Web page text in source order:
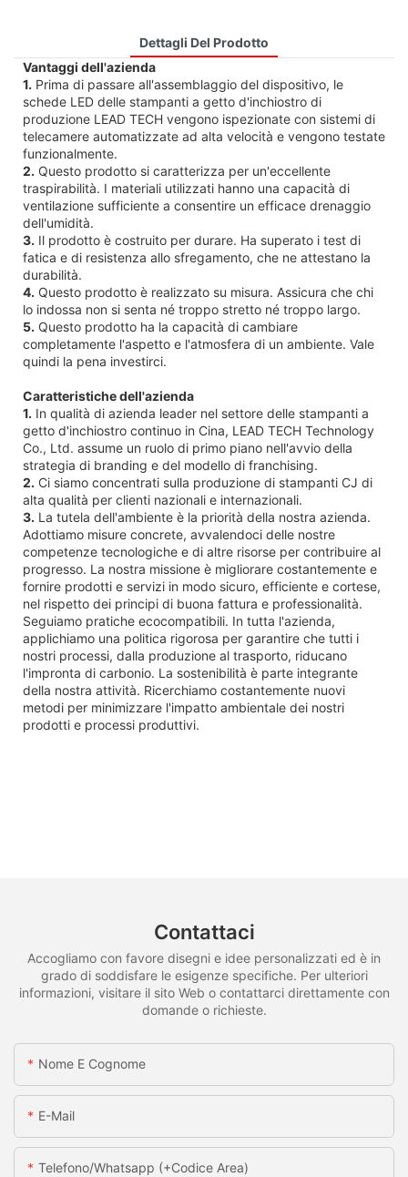
Dettagli Del Prodotto
Vantaggi dell'azienda
1. Prima di passare all'assemblaggio del dispositivo, le
schede LED delle stampanti a getto d'inchiostro di
produzione LEAD TECH vengono ispezionate con sistemi di
telecamere automatizzate ad alta velocità e vengono testate
funzionalmente.
2. Questo prodotto si caratterizza per un'eccellente
traspirabilità. I ​​materiali utilizzati hanno una capacità di
ventilazione sufficiente a consentire un efficace drenaggio
dell'umidità.
3. Il prodotto è costruito per durare. Ha superato i test di
fatica e di resistenza allo sfregamento, che ne attestano la
durabilità.
4. Questo prodotto è realizzato su misura. Assicura che chi
lo indossa non si senta né troppo stretto né troppo largo.
5. Questo prodotto ha la capacità di cambiare
completamente l'aspetto e l'atmosfera di un ambiente. Vale
quindi la pena investirci.
Caratteristiche dell'azienda
1. In qualità di azienda leader nel settore delle stampanti a
getto d'inchiostro continuo in Cina, LEAD TECH Technology
Co., Ltd. assume un ruolo di primo piano nell'avvio della
strategia di branding e del modello di franchising.
2. Ci siamo concentrati sulla produzione di stampanti CJ di
alta qualità per clienti nazionali e internazionali.
3. La tutela dell'ambiente è la priorità della nostra azienda.
Adottiamo misure concrete, avvalendoci delle nostre
competenze tecnologiche e di altre risorse per contribuire al
progresso. La nostra missione è migliorare costantemente e
fornire prodotti e servizi in modo sicuro, efficiente e cortese,
nel rispetto dei principi di buona fattura e professionalità.
Seguiamo pratiche ecocompatibili. In tutta l'azienda,
applichiamo una politica rigorosa per garantire che tutti i
nostri processi, dalla produzione al trasporto, riducano
l'impronta di carbonio. La sostenibilità è parte integrante
della nostra attività. Ricerchiamo costantemente nuovi
metodi per minimizzare l'impatto ambientale dei nostri
prodotti e processi produttivi.
Contattaci
Accogliamo con favore disegni e idee personalizzati ed è in
grado di soddisfare le esigenze specifiche. Per ulteriori
informazioni, visitare il sito Web o contattarci direttamente con
domande o richieste.
Nome E Cognome
E-Mail
Telefono/whatsapp (+codice Area)